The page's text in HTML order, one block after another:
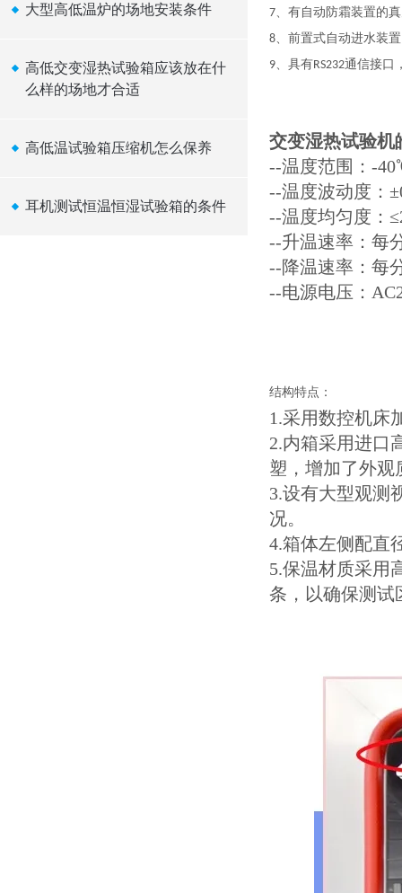
大型高低温炉的场地安装条件
高低交变湿热试验箱应该放在什
么样的场地才合适
高低温试验箱压缩机怎么保养
耳机测试恒温恒湿试验箱的条件
7、有自动防霜装置的
8、前置式自动进水装
9、具有RS232通信接口
交变湿热试验机
--温度范围：-
--温度波动度：
--温度均匀度：
--升温速率：每
--降温速率：每
--电源电压：
结构特点：
1.采用数控机床
2.内箱采用进口
塑，增加了外观
3.设有大型观测
况。
4.箱体左侧配直
5.保温材质采用
条，以确保测试